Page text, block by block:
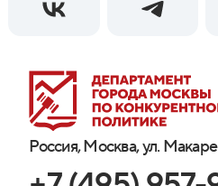
Россия, Москва, ул.